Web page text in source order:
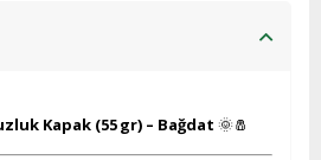
Kapak (55 gr) – Bağdat 🌞🧂